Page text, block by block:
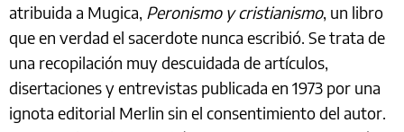
atribuida a Mugica, Peronismo y cristianismo, un libro
que en verdad el sacerdote nunca escribió. Se trata de
una recopilación muy descuidada de artículos,
disertaciones y entrevistas publicada en 1973 por una
ignota editorial Merlin sin el consentimiento del autor.